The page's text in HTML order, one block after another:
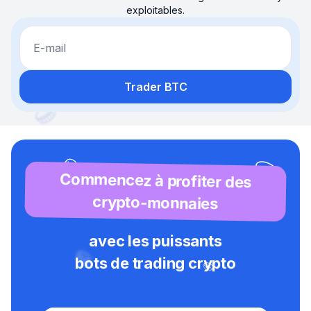
exploitables.
E-mail
Trader BTC
Commencez à profiter des
crypto-monnaies
avec les puissants
bots de trading crypto